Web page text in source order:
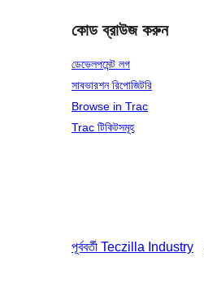
কোড ব্রাউজ করুন
ডেভেলপমেন্ট লগ
সাবভারশন রিপোজিটরি
Browse in Trac
Trac টিকিটসমূহ
পূর্ববর্তী Teczilla Industry